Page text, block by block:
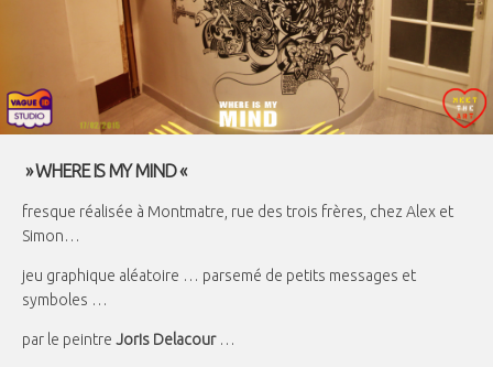
» WHERE IS MY MIND «
fresque réalisée à Montmatre, rue des trois frères, chez Alex et
Simon…
jeu graphique aléatoire … parsemé de petits messages et
symboles …
par le peintre Joris Delacour …